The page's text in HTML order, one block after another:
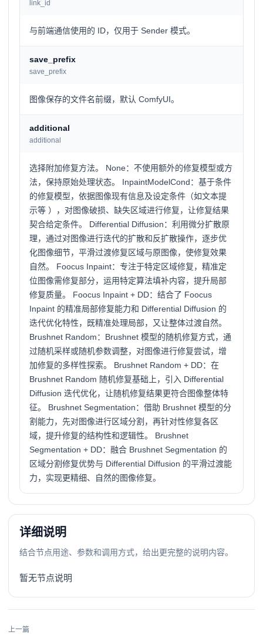
link_id
与前端通信使用的 ID，仅用于 Sender 模式。
save_prefix
save_prefix
图像保存的文件名前缀，默认 ComfyUI。
additional
additional
选择附加修复方法。 None：不使用额外的修复模型或方
法，保持原始处理状态。 InpaintModelCond：基于条件
的修复模型，依据图像现有信息及设定条件（如文本提
示等 ），对图像破损、缺失区域进行修复，让修复结果
契合给定条件。 Differential Diffusion：利用微分扩散原
理，通过对图像进行迭代的扩散和反扩散操作，逐步优
化图像细节，平滑过渡修复区域与原图像，使修复效果
自然。 Foocus Inpaint：专注于特定区域修复，精准定
位图像需修复部分，运用特定算法填补内容，提升局部
修复质量。 Foocus Inpaint + DD：结合了 Foocus
Inpaint 的精准局部修复能力和 Differential Diffusion 的
迭代优化特性，既精准处理局部，又让整体过渡自然。
Brushnet Random：Brushnet 模型的随机修复方式，通
过随机采样或随机参数调整，对图像进行修复尝试，增
加修复的多样性探索。 Brushnet Random + DD：在
Brushnet Random 随机修复基础上，引入 Differential
Diffusion 迭代优化，让随机修复结果更符合图像整体特
征。 Brushnet Segmentation：借助 Brushnet 模型的分
割能力，先对图像进行区域分割，再针对性修复各区
域，提升修复的结构性和逻辑性。 Brushnet
Segmentation + DD：融合 Brushnet Segmentation 的
区域分割修复优势与 Differential Diffusion 的平滑过渡能
力，实现更精细、自然的图像修复。
详细说明
结合节点用途、参数和调用方式，给出更完整的说明内容。
暂无节点说明
上一篇